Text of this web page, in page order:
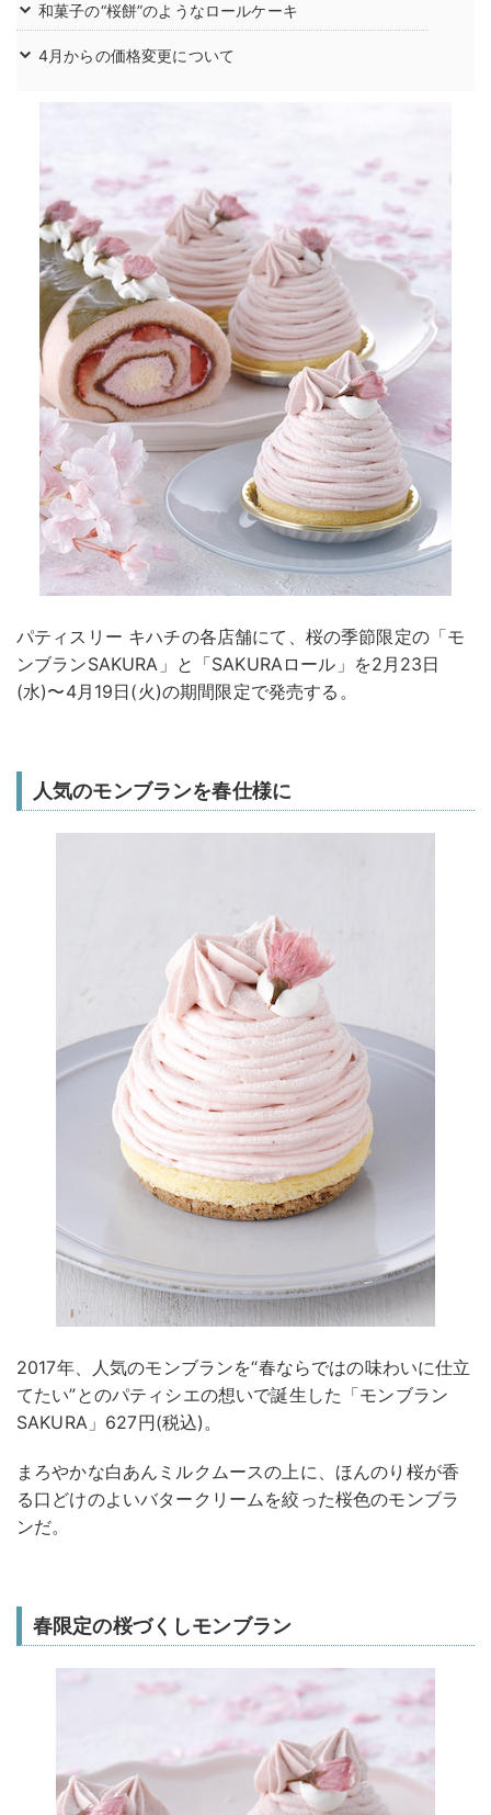
和菓子の“桜餅”のようなロールケーキ
4月からの価格変更について
パティスリー キハチの各店舗にて、桜の季節限定の「モ
ンブランSAKURA」と「SAKURAロール」を2月23日
(水)〜4月19日(火)の期間限定で発売する。
人気のモンブランを春仕様に
2017年、人気のモンブランを“春ならではの味わいに仕立
てたい”とのパティシエの想いで誕生した「モンブラン
SAKURA」627円(税込)。
まろやかな白あんミルクムースの上に、ほんのり桜が香
る口どけのよいバタークリームを絞った桜色のモンブラ
ンだ。
春限定の桜づくしモンブラン